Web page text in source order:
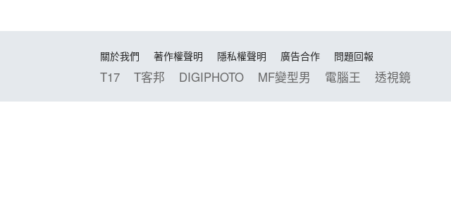
關於我們 著作權聲明 隱私權聲明 廣告合作 問題回報
T17 T客邦 DIGIPHOTO MF變型男 電腦王 透視鏡